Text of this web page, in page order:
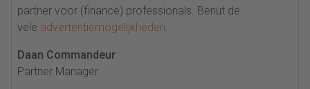
partner voor (finance) professionals. Benut de
vele advertentiemogelijkheden.
Daan Commandeur
Partner Manager